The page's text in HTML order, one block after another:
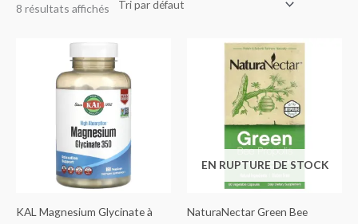
8 résultats affichés
KAL Magnesium Glycinate à
EN RUPTURE DE STOCK
NaturaNectar Green Bee